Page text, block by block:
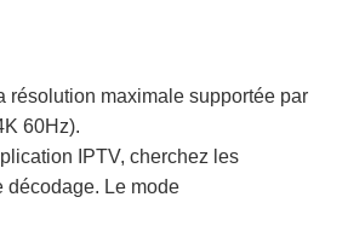
résolution maximale supportée par
60Hz).
IPTV, cherchez les
décodage. Le mode